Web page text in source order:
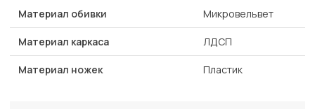
Материал обивки Микровельвет
Материал каркаса ЛДСП
Материал ножек Пластик